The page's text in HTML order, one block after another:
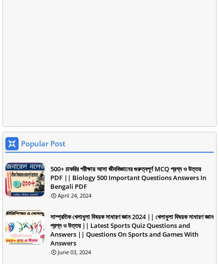
Popular Post
500+ চাকরির পরীক্ষায় আসা জীববিজ্ঞানের গুরুত্বপূর্ণ MCQ প্রশ্ন ও উত্তর
PDF || Biology 500 Important Questions Answers In
Bengali PDF
April 24, 2024
সাম্প্রতিক খেলাধুলা বিষয়ক সাধারণ জ্ঞান 2024 || খেলাধুলা বিষয়ক সাধারণ জ্ঞান
প্রশ্ন ও উত্তর || Latest Sports Quiz Questions and
Answers || Questions On Sports and Games With
Answers
June 03, 2024